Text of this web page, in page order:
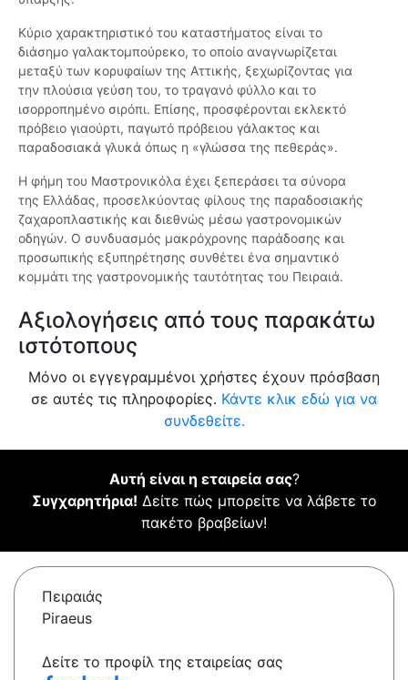
Κύριο χαρακτηριστικό του καταστήματος είναι το
διάσημο γαλακτομπούρεκο, το οποίο αναγνωρίζεται
μεταξύ των κορυφαίων της Αττικής, ξεχωρίζοντας για
την πλούσια γεύση του, το τραγανό φύλλο και το
ισορροπημένο σιρόπι. Επίσης, προσφέρονται εκλεκτό
πρόβειο γιαούρτι, παγωτό πρόβειου γάλακτος και
παραδοσιακά γλυκά όπως η «γλώσσα της πεθεράς».
Η φήμη του Μαστρονικόλα έχει ξεπεράσει τα σύνορα
της Ελλάδας, προσελκύοντας φίλους της παραδοσιακής
ζαχαροπλαστικής και διεθνώς μέσω γαστρονομικών
οδηγών. Ο συνδυασμός μακρόχρονης παράδοσης και
προσωπικής εξυπηρέτησης συνθέτει ένα σημαντικό
κομμάτι της γαστρονομικής ταυτότητας του Πειραιά.
Αξιολογήσεις από τους παρακάτω
ιστότοπους
Μόνο οι εγγεγραμμένοι χρήστες έχουν πρόσβαση
σε αυτές τις πληροφορίες. Κάντε κλικ εδώ για να
συνδεθείτε.
Αυτή είναι η εταιρεία σας?
Συγχαρητήρια! Δείτε πώς μπορείτε να λάβετε το
πακέτο βραβείων!
Πειραιάς
Piraeus
Δείτε το προφίλ της εταιρείας σας